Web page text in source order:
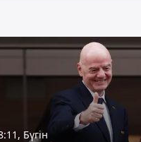
Бүгін